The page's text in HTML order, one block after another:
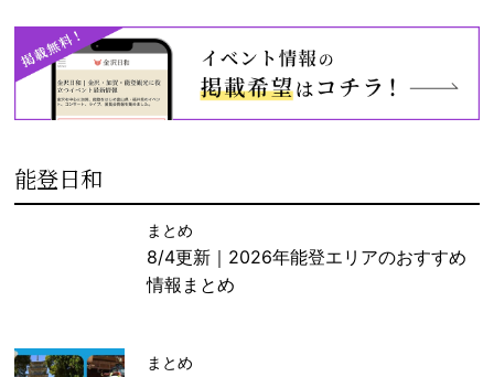
能登日和
まとめ
8/4更新｜2026年能登エリアのおすすめ
情報まとめ
まとめ